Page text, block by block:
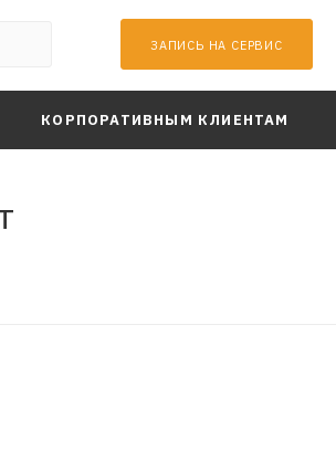
ЗАПИСЬ НА СЕРВИС
КОРПОРАТИВНЫМ КЛИЕНТАМ